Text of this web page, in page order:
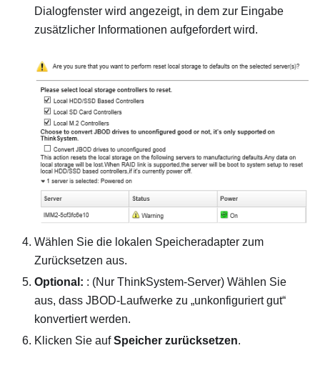
Dialogfenster wird angezeigt, in dem zur Eingabe
zusätzlicher Informationen aufgefordert wird.
Wählen Sie die lokalen Speicheradapter zum
Zurücksetzen aus.
Optional: : (Nur ThinkSystem-Server) Wählen Sie
aus, dass JBOD-Laufwerke zu „unkonfiguriert gut“
konvertiert werden.
Klicken Sie aufSpeicher zurücksetzen.